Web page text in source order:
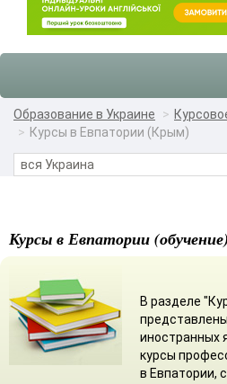
Образование в Украине
Курсы в Евпатории (Крым)
Курсы в Евпатории (обучение)
В разделе
иностранных
курсы
в Евпатории,